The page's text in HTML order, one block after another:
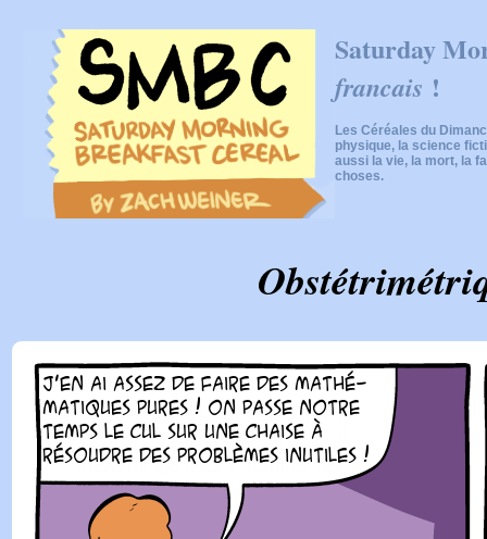
Saturday
francais !
Les Céréales du
physique, la science
aussi la vie, la mort, la
choses.